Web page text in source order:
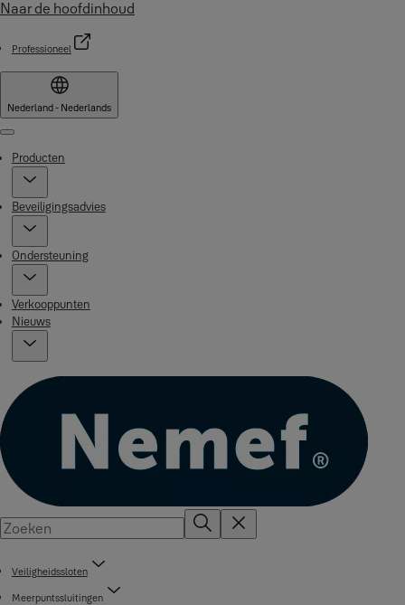
Naar de hoofdinhoud
Professioneel
Nederland - Nederlands
Menu
Producten
Beveiligingsadvies
Ondersteuning
Verkooppunten
Nieuws
Veiligheidssloten
Meerpuntssluitingen